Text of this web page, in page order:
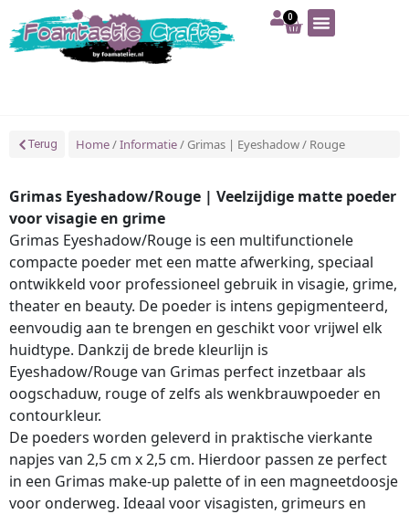
0
Terug Home/Informatie/ Grimas | Eyeshadow / Rouge
Grimas Eyeshadow/Rouge | Veelzijdige matte poeder
voor visagie en grime
Grimas Eyeshadow/Rouge is een multifunctionele
compacte poeder met een matte afwerking, speciaal
ontwikkeld voor professioneel gebruik in visagie, grime,
theater en beauty. De poeder is intens gepigmenteerd,
eenvoudig aan te brengen en geschikt voor vrijwel elk
huidtype. Dankzij de brede kleurlijn is
Eyeshadow/Rouge van Grimas perfect inzetbaar als
oogschaduw, rouge of zelfs als wenkbrauwpoeder en
contourkleur.
De poeders worden geleverd in praktische vierkante
napjes van 2,5 cm x 2,5 cm. Hierdoor passen ze perfect
in een Grimas make-up palette of in een magneetdoosje
voor onderweg. Ideaal voor visagisten, grimeurs en